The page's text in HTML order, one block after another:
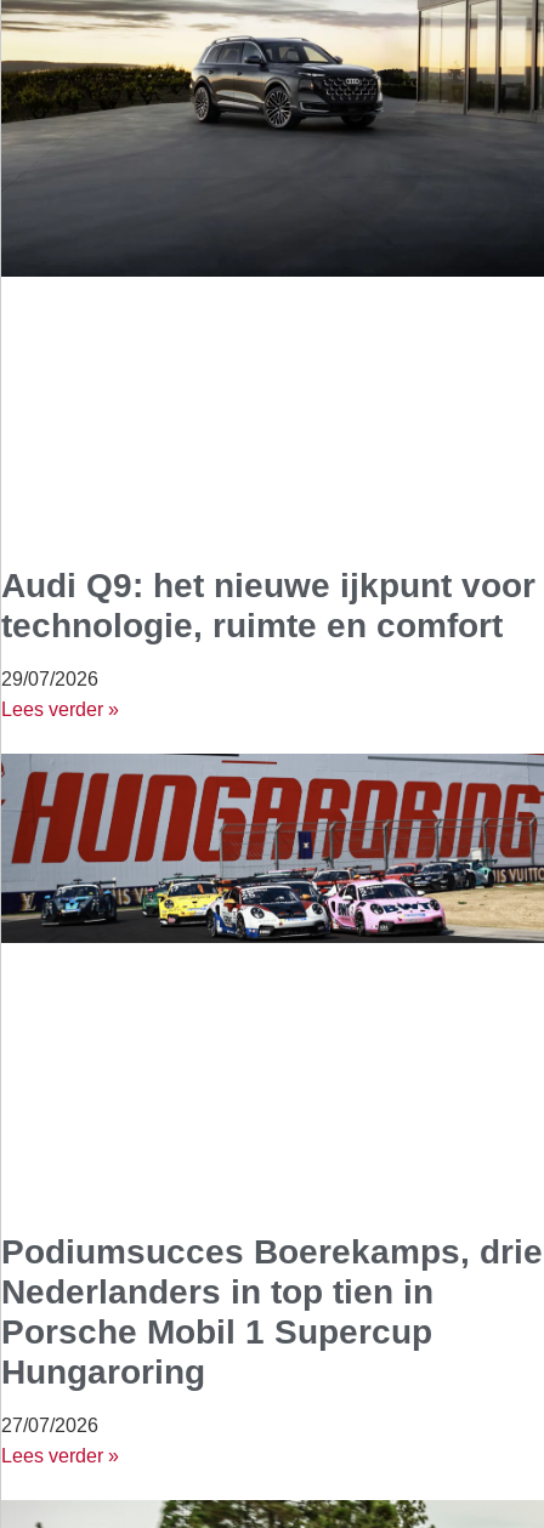
Audi Q9: het nieuwe ijkpunt voor
technologie, ruimte en comfort
29/07/2026
Lees verder »
Podiumsucces Boerekamps, drie
Nederlanders in top tien in
Porsche Mobil 1 Supercup
Hungaroring
27/07/2026
Lees verder »